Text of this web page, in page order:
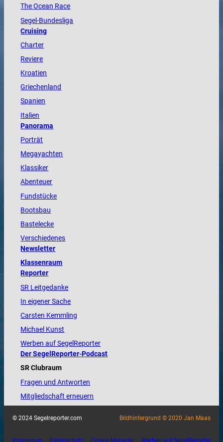
TheOcean Race
Segel-Bundesliga
Cruising
Charter
Reviere
Kroatien
Griechenland
Spanien
Italien
Panorama
Porträt
Megayachten
Klassiker
Abenteuer
Fundstücke
Bootsbau
Bastelecke
Verschiedenes
Newsletter
Klassenraum
Reporter
SR Leitgedanke
In eigener Sache
Carsten Kemmling
Michael Kunst
Werben auf SegelReporter
Der SegelReporter-Podcast
SR Clubraum
Fragen und Antworten
Mitgliedschaft erneuern
© 2024 Segelreporter.com Bildhintergrund © 2020 Jan Maas
Impressum Datenschutz Cookie-Manager Werben auf SegelReporter